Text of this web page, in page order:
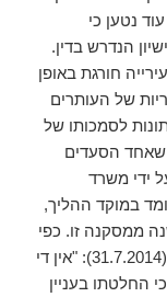
עוד נטען כי
הנדרש בדין.
חורגת באופן
של העותרים
לסמכותו של
שאחד הסעדים
ידי משרד
במוקד ההליך,
ממסקנה זו. כפי
שנפסק בבג"ץ 4061/14 נאסר נ' שר החינוך (31.7.2014): "אין די
החלטתו בעניין